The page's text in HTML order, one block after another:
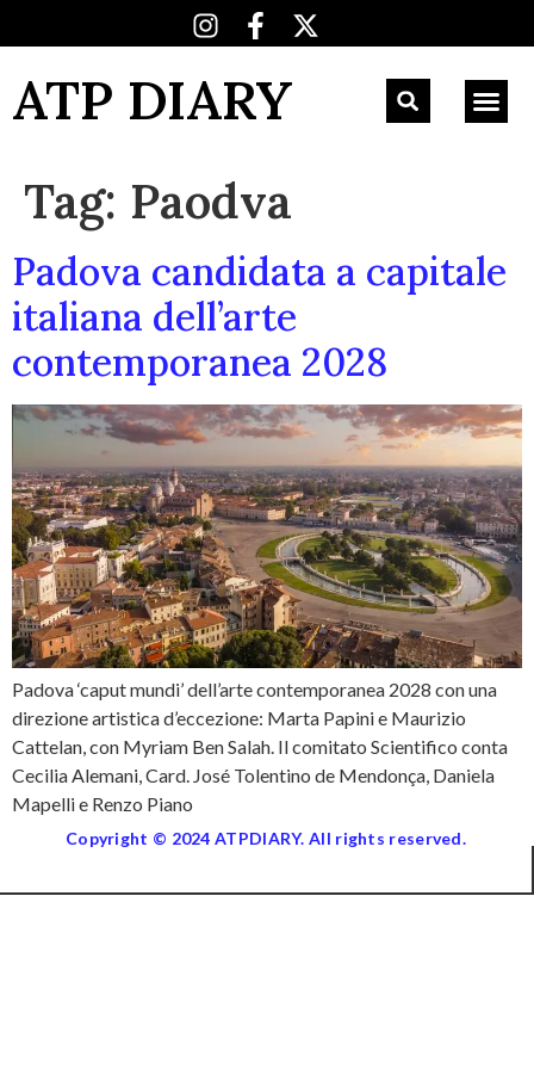
ATP DIARY
Tag: Paodva
Padova candidata a capitale
italiana dell’arte
contemporanea 2028
Padova ‘caput mundi’ dell’arte contemporanea 2028 con una
direzione artistica d’eccezione: Marta Papini e Maurizio
Cattelan, con Myriam Ben Salah. Il comitato Scientifico conta
Cecilia Alemani, Card. José Tolentino de Mendonça, Daniela
Mapelli e Renzo Piano
Copyright © 2024 ATPDIARY. All rights reserved.